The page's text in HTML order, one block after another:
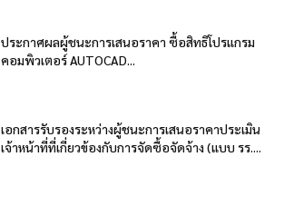
ประกาศผลผู้ชนะการเสนอราคา ซื้อสิทธิโปรแกรม
คอมพิวเตอร์ AUTOCAD...
เอกสารรับรองระหว่างผู้ชนะการเสนอราคาประเมิน
เจ้าหน้าที่ที่เกี่ยวข้องกับการจัดซื้อจัดจ้าง (แบบ รร....